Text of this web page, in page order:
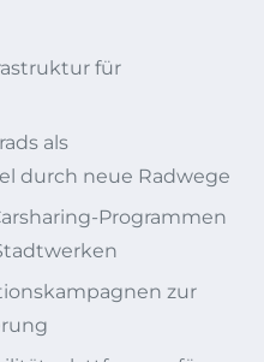
für
als
durch neue Radwege
Programmen
zur